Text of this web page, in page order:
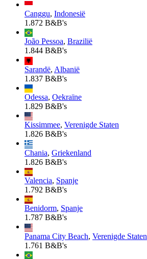
Canggu, Indonesië
1.872 B&B's
João Pessoa, Brazilië
1.844 B&B's
Sarandë, Albanië
1.837 B&B's
Odessa, Oekraïne
1.829 B&B's
Kissimmee, Verenigde Staten
1.826 B&B's
Chania, Griekenland
1.826 B&B's
Valencia, Spanje
1.792 B&B's
Benidorm, Spanje
1.787 B&B's
Panama City Beach, Verenigde Staten
1.761 B&B's